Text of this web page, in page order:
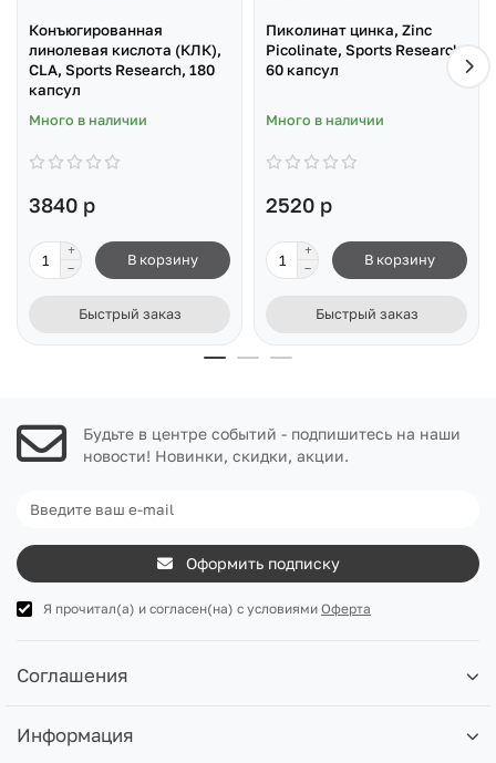
Конъюгированная
линолевая кислота (КЛК),
CLA, Sports Research, 180
капсул
Много в наличии
3840 р
В корзину
Быстрый заказ
Пиколинат цинка, Zinc
Picolinate, Sports Research,
60 капсул
Много в наличии
2520 р
В корзину
Быстрый заказ
Будьте в центре событий - подпишитесь на наши
новости! Новинки, скидки, акции.
Оформить подписку
Я прочитал(а) и согласен(на) с условиями Оферта
Соглашения
Информация